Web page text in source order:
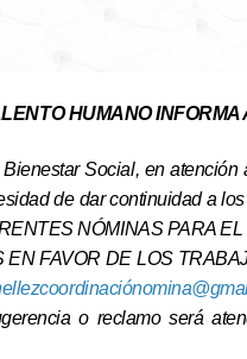
HUMANO
Social, en
de dar continuidad a
NÓMINAS PARA
FAVOR DE LOS
o reclamo será